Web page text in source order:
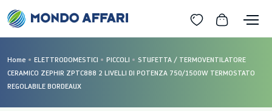
Home ELETTRODOMESTICI PICCOLI
STUFETTA / TERMOVENTILATORE
CERAMICO ZEPHIR ZPTC888 2 LIVELLI DI POTENZA 750/1500W TERMOSTATO
REGOLABILE BORDEAUX